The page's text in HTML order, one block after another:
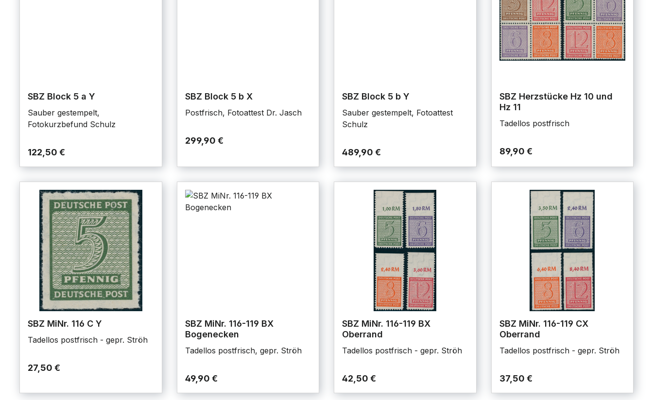
SBZ Block 5 a Y
Sauber gestempelt,
Fotokurzbefund Schulz
122,50 €
SBZ Block 5 b X
Postfrisch, Fotoattest Dr. Jasch
299,90 €
SBZ Block 5 b Y
Sauber gestempelt, Fotoattest
Schulz
489,90 €
SBZ Herzstücke Hz 10 und
Hz 11
Tadellos postfrisch
89,90 €
SBZ MiNr. 116 C Y
Tadellos postfrisch - gepr. Ströh
27,50 €
SBZ MiNr. 116-119 BX
Bogenecken
Tadellos postfrisch, gepr. Ströh
49,90 €
SBZ MiNr. 116-119 BX
Oberrand
Tadellos postfrisch - gepr. Ströh
42,50 €
SBZ MiNr. 116-119 CX
Oberrand
Tadellos postfrisch - gepr. Ströh
37,50 €